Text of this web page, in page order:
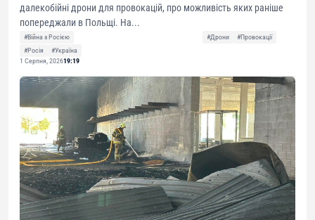
далекобійні дрони для провокацій, про можливість яких раніше
попереджали в Польщі. На...
#Війна з Росією #Дрони
#Провокації
#Росія
#Україна
1 Серпня, 202619:19